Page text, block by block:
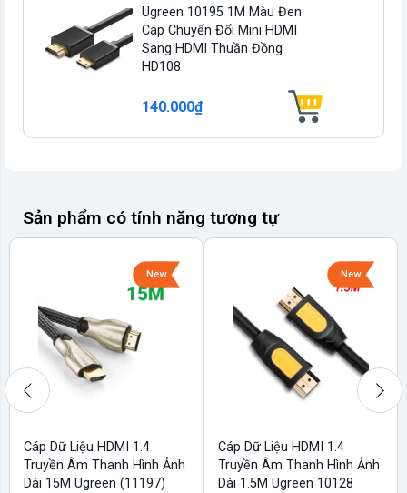
Ugreen 10195 1M Màu Đen
Cáp Chuyển Đổi Mini HDMI
Sang HDMI Thuần Đồng
HD108
140.000₫
Sản phẩm có tính năng tương tự
New
Cáp Dữ Liệu HDMI 1.4
Truyền Âm Thanh Hình Ảnh
Dài 15M Ugreen (11197)
New
Cáp Dữ Liệu HDMI 1.4
Truyền Âm Thanh Hình Ảnh
Dài 1.5M Ugreen 10128